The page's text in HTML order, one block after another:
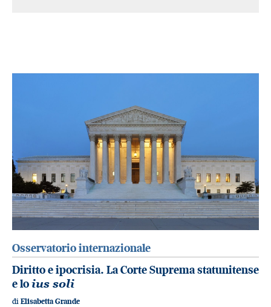
Osservatorio internazionale
Diritto e ipocrisia. La Corte Suprema statunitense
e loius soli
di Elisabetta Grande